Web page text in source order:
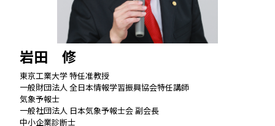
岩田 修
東京工業大学 特任准教授
一般財団法人 全日本情報学習振興協会特任講師
気象予報士
一般社団法人 日本気象予報士会 副会長
中小企業診断士